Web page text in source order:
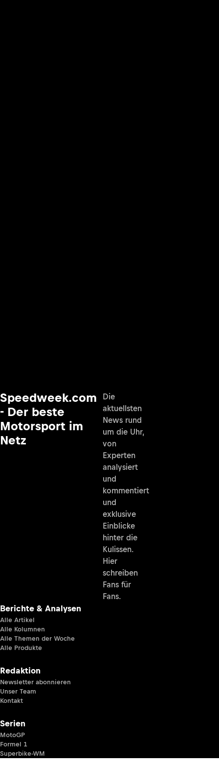
Speedweek.com
- Der beste
Motorsport im
Netz
Die
aktuellsten
News rund
um die Uhr,
von
Experten
analysiert
und
kommentiert
und
exklusive
Einblicke
hinter die
Kulissen.
Hier
schreiben
Fans für
Fans.
Berichte & Analysen
Alle Artikel
Alle Kolumnen
Alle Themen der Woche
Alle Produkte
Redaktion
Newsletter abonnieren
Unser Team
Kontakt
Serien
MotoGP
Formel 1
Superbike-WM